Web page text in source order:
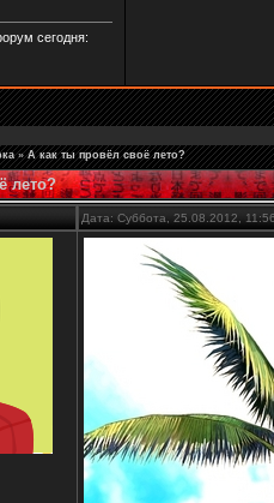
сегодня:
» А как ты провёл своё лето?
лето?
Дата: Суббота, 25.08.2012,